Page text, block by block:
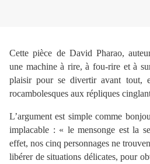
Cette pièce de David Pharao,
une machine à rire, à fou-rire et à
plaisir pour se divertir avant tout,
rocambolesques aux répliques
L’argument est simple comme
implacable : « le mensonge est la
effet, nos cinq personnages ne
libérer de situations délicates, pour